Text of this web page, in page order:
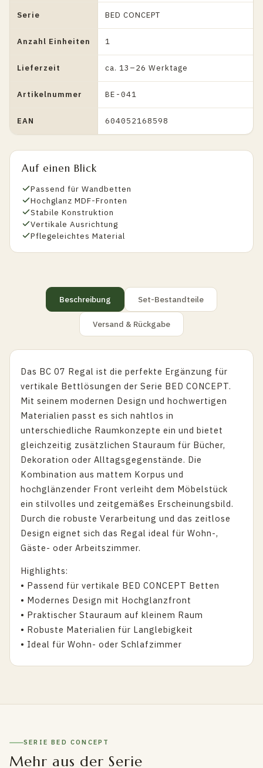
Serie BED CONCEPT
Anzahl Einheiten 1
Lieferzeit ca. 13–26 Werktage
Artikelnummer BE-041
EAN 604052168598
Auf einen Blick
Passend für Wandbetten
Hochglanz MDF-Fronten
Stabile Konstruktion
Vertikale Ausrichtung
Pflegeleichtes Material
Beschreibung Set-Bestandteile
Versand & Rückgabe
Das BC 07 Regal ist die perfekte Ergänzung für
vertikale Bettlösungen der Serie BED CONCEPT.
Mit seinem modernen Design und hochwertigen
Materialien passt es sich nahtlos in
unterschiedliche Raumkonzepte ein und bietet
gleichzeitig zusätzlichen Stauraum für Bücher,
Dekoration oder Alltagsgegenstände. Die
Kombination aus mattem Korpus und
hochglänzender Front verleiht dem Möbelstück
ein stilvolles und zeitgemäßes Erscheinungsbild.
Durch die robuste Verarbeitung und das zeitlose
Design eignet sich das Regal ideal für Wohn-,
Gäste- oder Arbeitszimmer.
Highlights:
• Passend für vertikale BED CONCEPT Betten
• Modernes Design mit Hochglanzfront
• Praktischer Stauraum auf kleinem Raum
• Robuste Materialien für Langlebigkeit
• Ideal für Wohn- oder Schlafzimmer
SERIE BED CONCEPT
Mehr aus der Serie